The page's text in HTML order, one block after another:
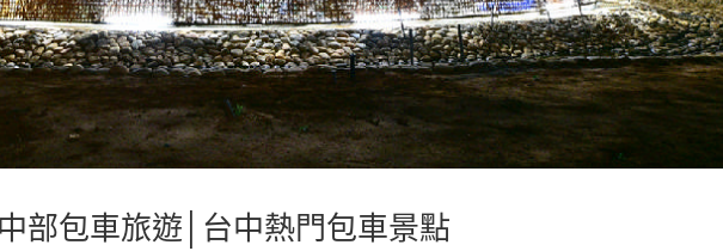
部包車旅遊│台中熱門包車景點